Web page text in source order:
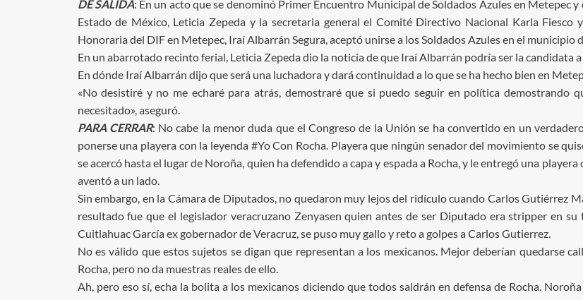
DE SALIDA: En un acto que se denominó Primer Encuentro Municipal de Soldados Azules en Metepec
Estado de México, Leticia Zepeda y la secretaria general el Comité Directivo Nacional Karla Fiesco
Honoraria del DIF en Metepec, Iraí Albarrán Segura, aceptó unirse a los Soldados Azules en el municipio
En un abarrotado recinto ferial, Leticia Zepeda dio la noticia de que Iraí Albarrán podría ser la candidata
En dónde Iraí Albarrán dijo que será una luchadora y dará continuidad a lo que se ha hecho bien en
«No desistiré y no me echaré para atrás, demostraré que si puedo seguir en política demostrando
necesitado», aseguró.
PARA CERRAR: No cabe la menor duda que el Congreso de la Unión se ha convertido en un
ponerse una playera con la leyenda #Yo Con Rocha. Playera que ningún senador del movimiento se
se acercó hasta el lugar de Noroña, quien ha defendido a capa y espada a Rocha, y le entregó una
aventó a un lado.
Sin embargo, en la Cámara de Diputados, no quedaron muy lejos del ridículo cuando Carlos Gutiérrez
resultado fue que el legislador veracruzano Zenyasen quien antes de ser Diputado era stripper en
Cuitlahuac García ex gobernador de Veracruz, se puso muy gallo y reto a golpes a Carlos Gutierrez.
No es válido que estos sujetos se digan que representan a los mexicanos. Mejor deberían quedarse
Rocha, pero no da muestras reales de ello.
Ah, pero eso sí, echa la bolita a los mexicanos diciendo que todos saldrán en defensa de Rocha.